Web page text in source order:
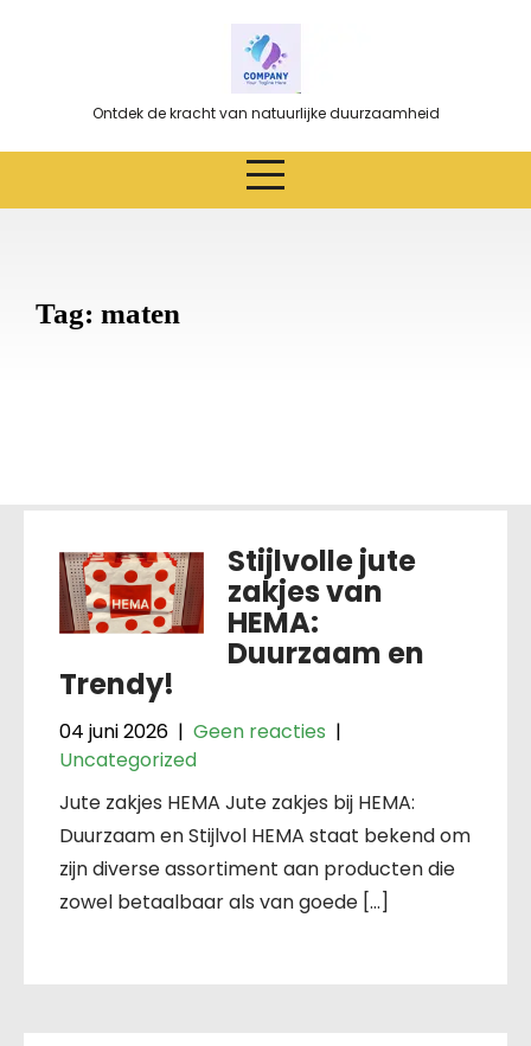
Ontdek de kracht van natuurlijke duurzaamheid
Tag: maten
Stijlvolle jute
zakjes van
HEMA:
Duurzaam en
Trendy!
04 juni 2026 | Geen reacties |
Uncategorized
Jute zakjes HEMA Jute zakjes bij HEMA:
Duurzaam en Stijlvol HEMA staat bekend om
zijn diverse assortiment aan producten die
zowel betaalbaar als van goede […]